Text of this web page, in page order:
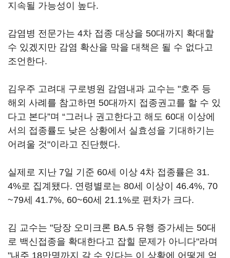
지속될 가능성이 높다.
감염병 전문가는 4차 접종 대상을 50대까지 확대할
수 있겠지만 감염 확산을 막을 대책은 될 수 없다고
조언한다.
김우주 고려대 구로병원 감염내과 교수는 "호주 등
해외 사례를 참고하면 50대까지 접종권고를 할 수 있
다고 본다”며 “그러나 권고한다고 해도 60대 이상에
서의 접종률도 낮은 상황에서 실효성을 기대하기는
어려울 것"이라고 진단했다.
실제로 지난 7일 기준 60세 이상 4차 접종률은 31.
4%로 집계됐다. 연령별로는 80세 이상이 46.4%, 70
~79세 41.7%, 60~60세 21.1%로 편차가 크다.
김 교수는 "당장 오미크론 BA.5 유행 증가세는 50대
로 백신접종을 확대한다고 잡힐 문제가 아니다"라며
"내주 18만명까지 갈 수 있다는 이 상황에 어떻게 억